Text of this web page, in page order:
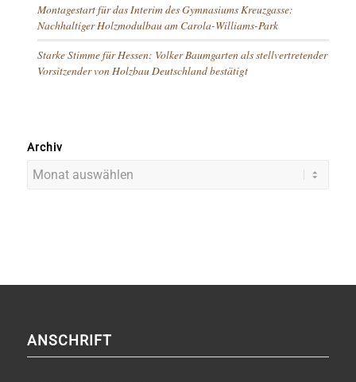
Montagestart für das Interim des Gymnasiums Kreuzgasse:
Nachhaltiger Holzmodulbau am Carola-Williams-Park
Starke Stimme für Hessen: Volker Baumgarten als stellvertretender
Vorsitzender von Holzbau Deutschland bestätigt
Archiv
ANSCHRIFT